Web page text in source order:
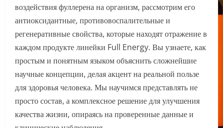
воздействия фуллерена на организм, рассмотрим его
антиоксидантные, противовоспалительные и
регенеративные свойства, которые находят отражение в
каждом продукте линейки Full Energy. Вы узнаете, как
простым и понятным языком объяснить сложнейшие
научные концепции, делая акцент на реальной пользе
для здоровья человека. Мы научимся представлять не
просто состав, а комплексное решение для улучшения
качества жизни, опираясь на проверенные данные и